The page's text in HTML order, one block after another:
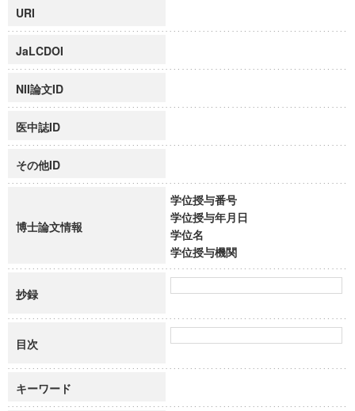
URI
JaLCDOI
NII論文ID
医中誌ID
その他ID
博士論文情報
学位授与番号
学位授与年月日
学位名
学位授与機関
抄録
目次
キーワード